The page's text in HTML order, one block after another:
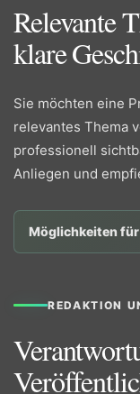
Relevante
klare
Sie möchten eine
relevantes Thema
professionell
Anliegen und
Möglichkeiten
REDAKTION